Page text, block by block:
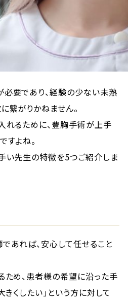
要であり、経験の少ない未熟
繋がりかねません。
れるために、豊胸手術が上手
すよね。
い先生の特徴を5つご紹介しま
あれば、安心して任せること
ため、患者様の希望に沿った手
きくしたい」という方に対して